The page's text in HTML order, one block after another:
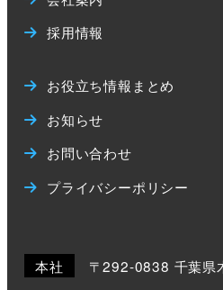
採用情報
お役立ち情報まとめ
お知らせ
お問い合わせ
プライバシーポリシー
本社 〒292-0838 千葉県